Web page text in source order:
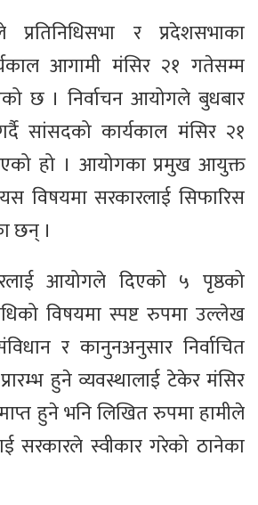
र प्रदेशसभाका
आगामी मंसिर २१ गतेसम्म
छ । निर्वाचन आयोगले बुधबार
सांसदको कार्यकाल मंसिर २१
हो । आयोगका प्रमुख आयुक्त
विषयमा सरकारलाई सिफारिस
छन् ।
आयोगले दिएको ५ पृष्ठको
विषयमा स्पष्ट रुपमा उल्लेख
र कानुनअनुसार निर्वाचित
हुने व्यवस्थालाई टेकेर मंसिर
हुने भनि लिखित रुपमा हामीले
सरकारले स्वीकार गरेको ठानेका